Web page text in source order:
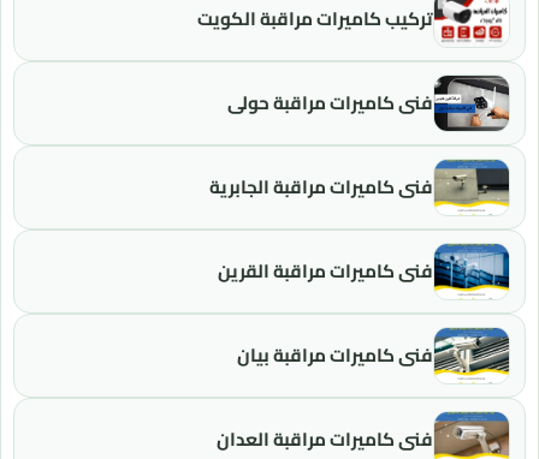
تركيب كاميرات مراقبة الكويت
فني كاميرات مراقبة حولي
فني كاميرات مراقبة الجابرية
فني كاميرات مراقبة القرين
فني كاميرات مراقبة بيان
فني كاميرات مراقبة العدان